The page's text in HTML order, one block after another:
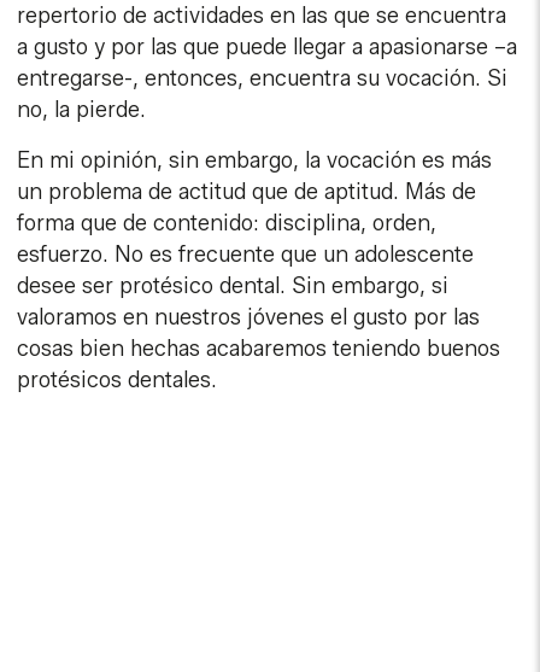
repertorio de actividades en las que se encuentra
a gusto y por las que puede llegar a apasionarse –a
entregarse-, entonces, encuentra su vocación. Si
no, la pierde.
En mi opinión, sin embargo, la vocación es más
un problema de actitud que de aptitud. Más de
forma que de contenido: disciplina, orden,
esfuerzo. No es frecuente que un adolescente
desee ser protésico dental. Sin embargo, si
valoramos en nuestros jóvenes el gusto por las
cosas bien hechas acabaremos teniendo buenos
protésicos dentales.